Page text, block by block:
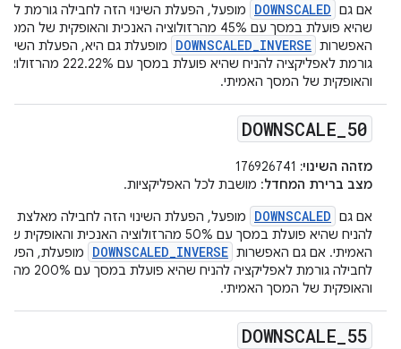
אם גם DOWNSCALED
מופעל, הפעלת השינוי הזה לחבילה גורמת
שהיא פועלת במסך עם 45% מהרזולוציה האנכית והאופקית
האפשרות DOWNSCALED_INVERSE
מופעלת גם היא, הפעלת
גורמת לאפליקציה להניח שהיא פועלת
והאופקית של המסך האמיתי.
DOWNSCALE 50
מזהה השינוי:
מצב ברירת המחדל: מושבת לכל האפליקציות.
אם גם DOWNSCALED
מופעל, הפעלת השינוי הזה לחבילה מאלצת
להניח שהיא פועלת במסך עם 50% מהרזולוציה האנכית
האמיתי. אם גם האפשרות DOWNSCALED_INVERSE
מופעלת,
לחבילה גורמת
והאופקית של המסך האמיתי.
DOWNSCALE 55